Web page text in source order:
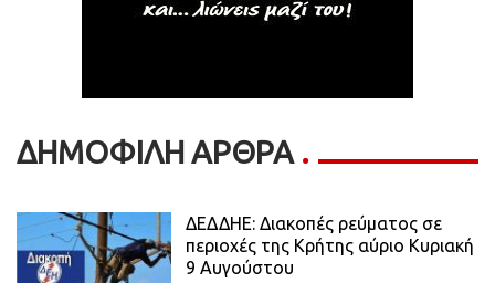
ΔΗΜΟΦΙΛΗ ΑΡΘΡΑ
ΔΕΔΔΗΕ: Διακοπές ρεύματος σε
περιοχές της Κρήτης αύριο Κυριακή
9 Αυγούστου